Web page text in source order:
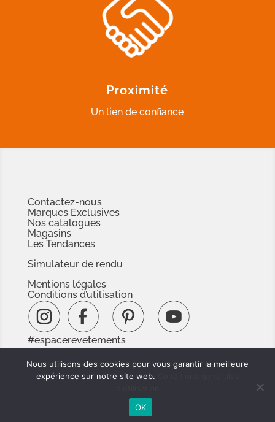
Proximité
Un lien de confiance
Contactez-nous
Marques Exclusives
Nos catalogues
Magasins
Les Tendances
Simulateur de rendu
Mentions légales
Conditions d’utilisation
#espacerevetements
www.espacedoc.fr
www.signnaturedexception.com
Nous utilisons des cookies pour vous garantir la meilleure
expérience sur notre site web.
OK